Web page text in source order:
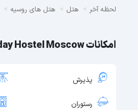
لحظه آخر هتل هتل های روسیه
امکانات Hotel Friday Hostel Moscow
پذیرش
رستوران